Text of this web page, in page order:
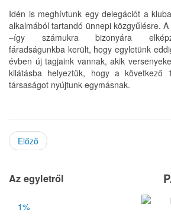
Idén is meghívtunk egy delegációt a
alkalmából tartandó ünnepi közgyűlésre.
–így számukra bizonyára
fáradságunkba került, hogy egyletünk
évben új tagjaink vannak, akik
kilátásba helyeztük, hogy a következő
társaságot nyújtunk egymásnak.
Előző
Az egyletről
1%